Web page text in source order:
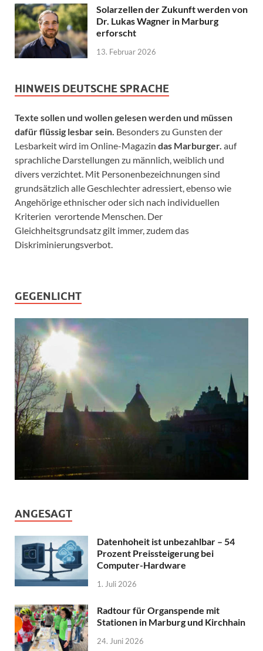
Solarzellen der Zukunft werden von
Dr. Lukas Wagner in Marburg
erforscht
13. Februar 2026
HINWEIS DEUTSCHE SPRACHE
Texte sollen und wollen gelesen werden und müssen
dafür flüssig lesbar sein. Besonders zu Gunsten der
Lesbarkeit wird im Online-Magazin das Marburger. auf
sprachliche Darstellungen zu männlich, weiblich und
divers verzichtet. Mit Personenbezeichnungen sind
grundsätzlich alle Geschlechter adressiert, ebenso wie
Angehörige ethnischer oder sich nach individuellen
Kriterien verortende Menschen. Der
Gleichheitsgrundsatz gilt immer, zudem das
Diskriminierungsverbot.
GEGENLICHT
ANGESAGT
Datenhoheit ist unbezahlbar – 54
Prozent Preissteigerung bei
Computer-Hardware
1. Juli 2026
Radtour für Organspende mit
Stationen in Marburg und Kirchhain
24. Juni 2026